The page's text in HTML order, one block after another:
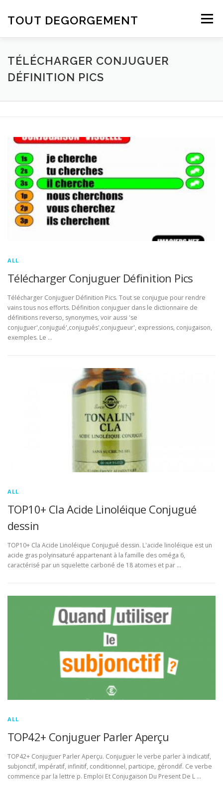
TOUT DEGORGEMENT Menu
TÉLÉCHARGER CONJUGUER
DÉFINITION PICS
ALL
Télécharger Conjuguer Définition Pics
Télécharger Conjuguer Définition Pics. Tout se conjugue pour rendre
vains tous nos efforts. Définition conjuguer dans le dictionnaire de
définitions reverso, synonymes, voir aussi 'se
conjuguer',conjugué',conjugués',conjugueur', expressions, conjugaison,
exemples. Le …
ALL
TOP10+ Cla Acide Linoléique Conjugué
dessin
TOP10+ Cla Acide Linoléique Conjugué dessin. L'acide linoléique est un
acide gras polyinsaturé appartenant à la famille des oméga 6,
caractérisé par un squelette carboné de 18 atomes et par …
ALL
TOP42+ Conjuguer Parler Aperçu
TOP42+ Conjuguer Parler Aperçu. Conjuguer le verbe parler à indicatif,
subjonctif, impératif, infinitif, conditionnel, participe, gérondif. Ce verbe
commence par la lettre p. Emploi Et Conjugaison Du Present De L …